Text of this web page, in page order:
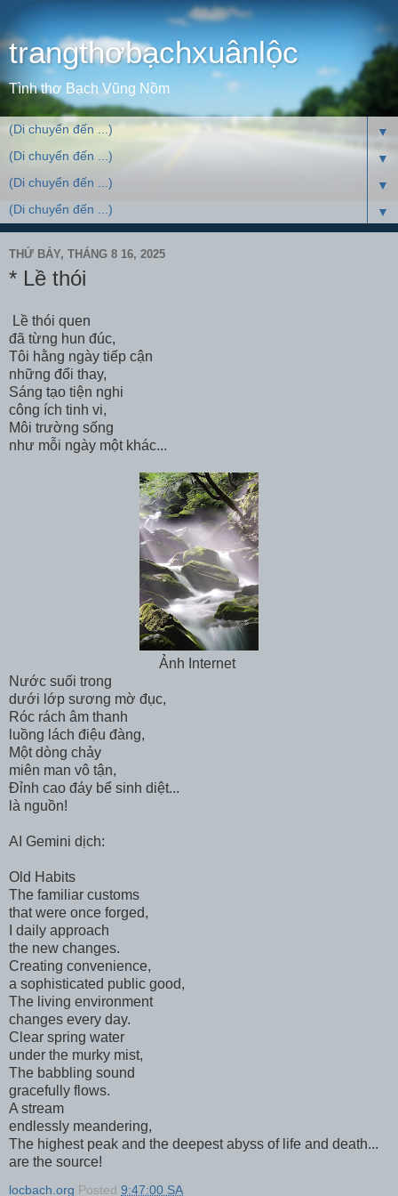
trangthơbạchxuânlộc
Tình thơ Bạch Vũng Nồm
▼
▼
▼
▼
THỨ BẢY, THÁNG 8 16, 2025
* Lề thói
Lề thói quen
đã từng hun đúc,
Tôi hằng ngày tiếp cận
những đổi thay,
Sáng tạo tiện nghi
công ích tinh vi,
Môi trường sống
như mỗi ngày một khác...
Ảnh Internet
Nước suối trong
dưới lớp sương mờ đục,
Róc rách âm thanh
luồng lách điệu đàng,
Một dòng chảy
miên man vô tận,
Đỉnh cao đáy bể sinh diệt...
là nguồn!
AI Gemini dịch:
Old Habits
The familiar customs
that were once forged,
I daily approach
the new changes.
Creating convenience,
a sophisticated public good,
The living environment
changes every day.
Clear spring water
under the murky mist,
The babbling sound
gracefully flows.
A stream
endlessly meandering,
The highest peak and the deepest abyss of life and death...
are the source!
locbach.org Posted 9:47:00 SA